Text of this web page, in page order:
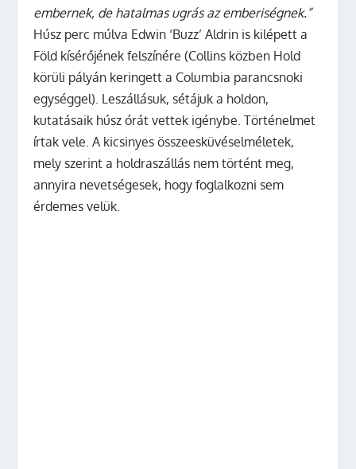
embernek, de hatalmas ugrás az emberiségnek.”
Húsz perc múlva Edwin ‘Buzz’ Aldrin is kilépett a
Föld kísérőjének felszínére (Collins közben Hold
körüli pályán keringett a Columbia parancsnoki
egységgel). Leszállásuk, sétájuk a holdon,
kutatásaik húsz órát vettek igénybe. Történelmet
írtak vele. A kicsinyes összeesküvéselméletek,
mely szerint a holdraszállás nem történt meg,
annyira nevetségesek, hogy foglalkozni sem
érdemes velük.